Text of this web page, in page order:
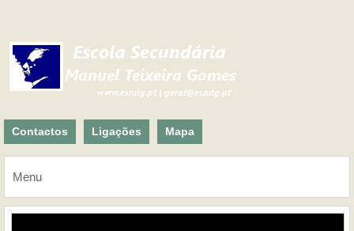
Contactos Ligações Mapa
Menu